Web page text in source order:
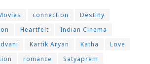
connection
Destiny
Heartfelt
Indian Cinema
Kartik Aryan Katha
Love
romance
Satyaprem